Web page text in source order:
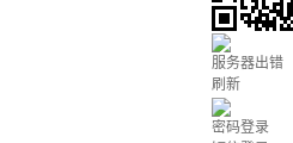
服务器出错
刷新
密码登录